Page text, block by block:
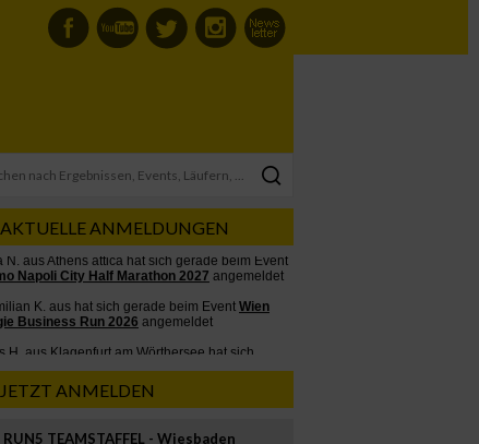
AKTUELLE ANMELDUNGEN
JETZT ANMELDEN
RUN5 TEAMSTAFFEL - Wiesbaden